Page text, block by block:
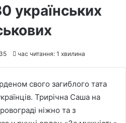
українських
час читання: 1 хвилина
свого загиблого тата
Трирічна Саша на
ніжно та з